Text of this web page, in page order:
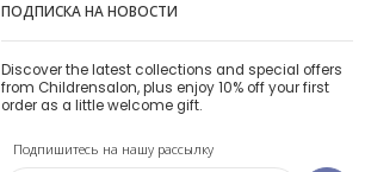
ПОДПИСКА НА НОВОСТИ
Discover the latest collections and special offers
from Childrensalon, plus enjoy 10% off your first
order as a little welcome gift.
Подпишитесь на нашу рассылку